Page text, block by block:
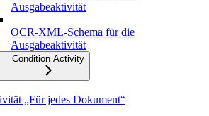
Ausgabeaktivität
OCR-XML-Schema für die
Ausgabeaktivität
Condition Activity
„Für jedes Dokument“